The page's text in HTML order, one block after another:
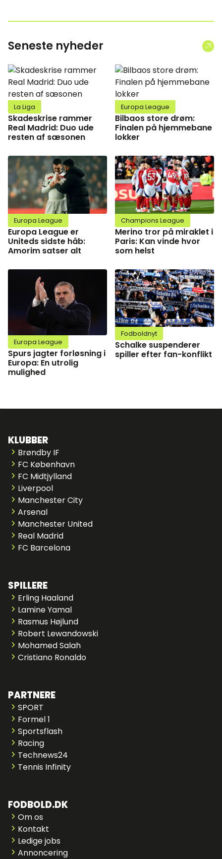
Seneste nyheder
La Liga
Skadeskrise rammer
Real Madrid: Duo ude
resten af sæsonen
Europa League
Bilbaos store drøm:
Finalen på hjemmebane
lokker
Europa League
Europa League er
Uniteds sidste håb:
Amorim satser alt
Champions League
Merino tror på miraklet i
Paris: Kan vinde hvor
som helst
Europa League
Spurs jagter forløsning i
Europa: En utrolig
mulighed
Fodboldnyt
Schalke suspenderer
spiller efter fan-konflikt
KLUBBER
Brøndby IF
FC København
FC Midtjylland
Liverpool
Manchester City
Arsenal
Manchester United
Real Madrid
FC Barcelona
SPILLERE
Erling Haaland
Lamine Yamal
Rasmus Højlund
Robert Lewandowski
Mohamed Salah
Cristiano Ronaldo
PARTNERE
SPORT
Formel 1
Sportsflash
Racing
Technews24
Tennis Infinity
FODBOLD.DK
Om os
Kontakt
Ledige jobs
Annoncering